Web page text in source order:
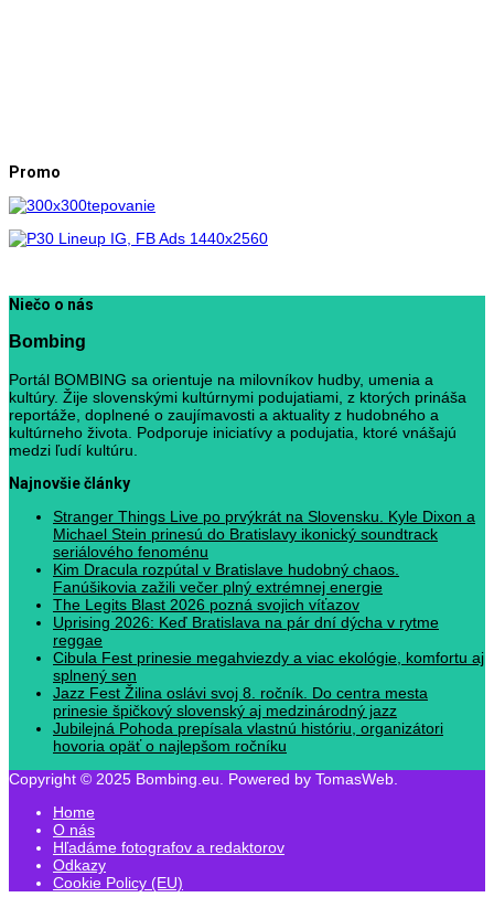
Promo
Niečo o nás
Bombing
Portál BOMBING sa orientuje na milovníkov hudby, umenia a
kultúry. Žije slovenskými kultúrnymi podujatiami, z ktorých prináša
reportáže, doplnené o zaujímavosti a aktuality z hudobného a
kultúrneho života. Podporuje iniciatívy a podujatia, ktoré vnášajú
medzi ľudí kultúru.
Najnovšie články
Stranger Things Live po prvýkrát na Slovensku. Kyle Dixon a
Michael Stein prinesú do Bratislavy ikonický soundtrack
seriálového fenoménu
Kim Dracula rozpútal v Bratislave hudobný chaos.
Fanúšikovia zažili večer plný extrémnej energie
The Legits Blast 2026 pozná svojich víťazov
Uprising 2026: Keď Bratislava na pár dní dýcha v rytme
reggae
Cibula Fest prinesie megahviezdy a viac ekológie, komfortu aj
splnený sen
Jazz Fest Žilina oslávi svoj 8. ročník. Do centra mesta
prinesie špičkový slovenský aj medzinárodný jazz
Jubilejná Pohoda prepísala vlastnú históriu, organizátori
hovoria opäť o najlepšom ročníku
Copyright © 2025 Bombing.eu. Powered by TomasWeb.
Home
O nás
Hľadáme fotografov a redaktorov
Odkazy
Cookie Policy (EU)